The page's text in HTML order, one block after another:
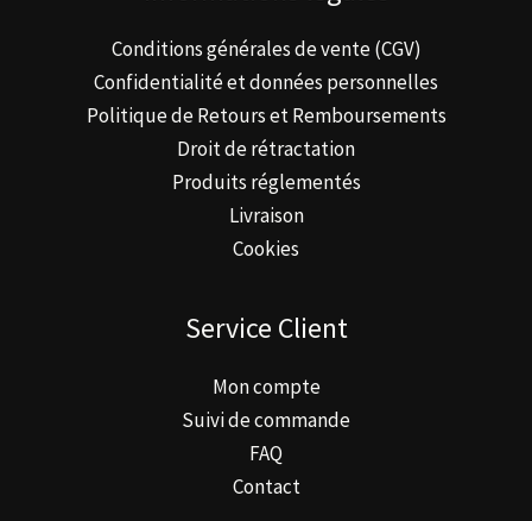
Conditions générales de vente (CGV)
Confidentialité et données personnelles
Politique de Retours et Remboursements
Droit de rétractation
Produits réglementés
Livraison
Cookies
Service Client
Mon compte
Suivi de commande
FAQ
Contact